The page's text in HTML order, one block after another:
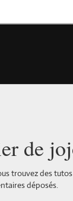
de
trouvez des
déposés.